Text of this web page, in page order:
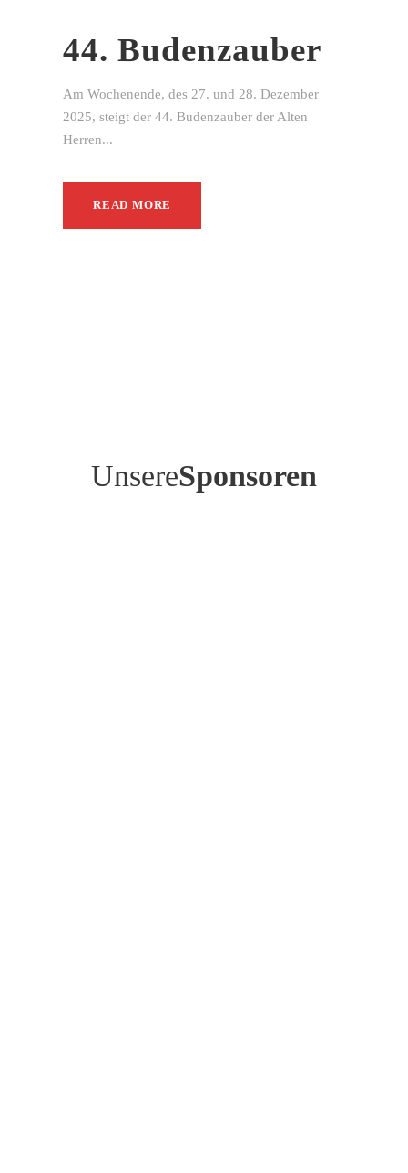
44. Budenzauber
Am Wochenende, des 27. und 28. Dezember
2025, steigt der 44. Budenzauber der Alten
Herren...
READ MORE
UnsereSponsoren